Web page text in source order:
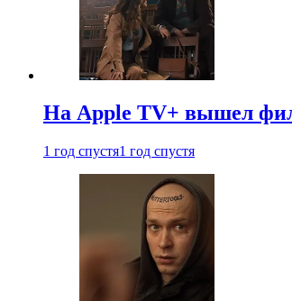
На Apple TV+ вышел
1 год спустя1 год спустя